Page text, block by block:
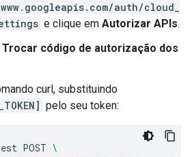
auth/cloud_
e clique em Autorizar APIs.
Trocar código de autorização dos
curl, substituindo
pelo seu token:
POST \